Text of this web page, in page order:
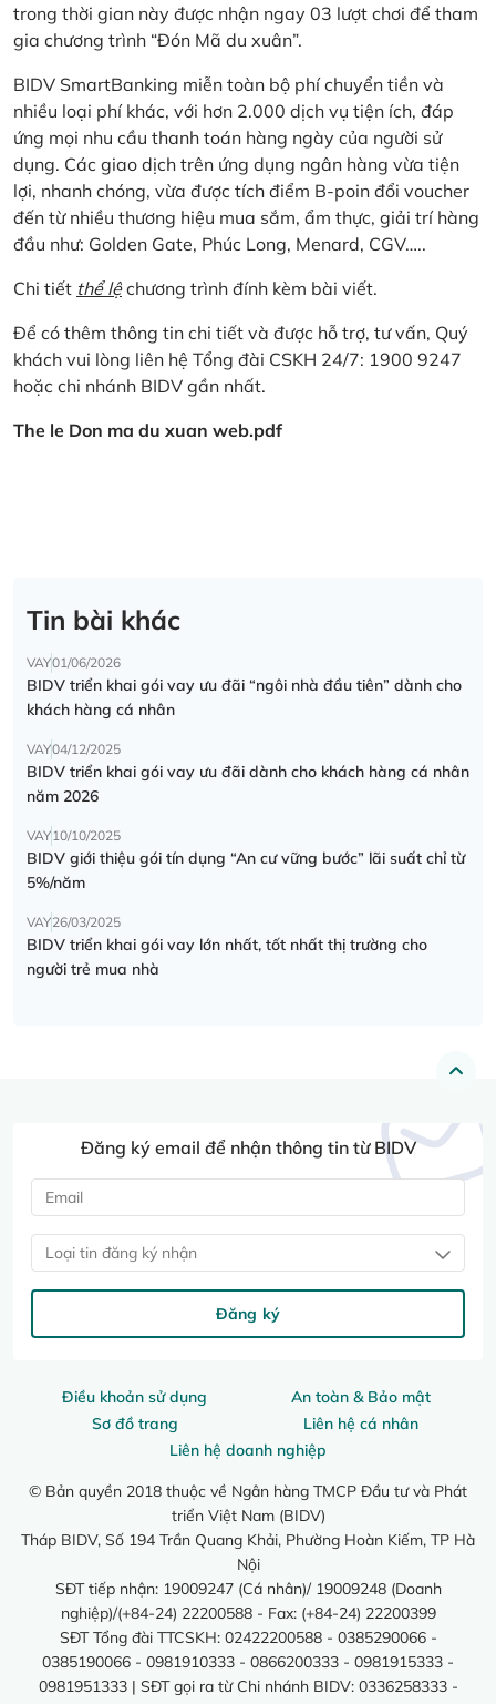
trong thời gian này được nhận ngay 03 lượt chơi để tham
gia chương trình “Đón Mã du xuân”.
BIDV SmartBanking miễn toàn bộ phí chuyển tiền và
nhiều loại phí khác, với hơn 2.000 dịch vụ tiện ích, đáp
ứng mọi nhu cầu thanh toán hàng ngày của người sử
dụng. Các giao dịch trên ứng dụng ngân hàng vừa tiện
lợi, nhanh chóng, vừa được tích điểm B-poin đổi voucher
đến từ nhiều thương hiệu mua sắm, ẩm thực, giải trí hàng
đầu như: Golden Gate, Phúc Long, Menard, CGV…..
Chi tiết thể lệchương trình đính kèm bài viết.
Để có thêm thông tin chi tiết và được hỗ trợ, tư vấn, Quý
khách vui lòng liên hệ Tổng đài CSKH 24/7: 1900 9247
hoặc chi nhánh BIDV gần nhất.
The le Don ma du xuan web.pdf
Tin bài khác
VAY01/06/2026
BIDV triển khai gói vay ưu đãi “ngôi nhà đầu tiên” dành cho
khách hàng cá nhân
VAY04/12/2025
BIDV triển khai gói vay ưu đãi dành cho khách hàng cá nhân
năm 2026
VAY10/10/2025
BIDV giới thiệu gói tín dụng “An cư vững bước” lãi suất chỉ từ
5%/năm
VAY26/03/2025
BIDV triển khai gói vay lớn nhất, tốt nhất thị trường cho
người trẻ mua nhà
Điều khoản sử dụng
An toàn & Bảo mật
Sơ đồ trang
Liên hệ cá nhân
Liên hệ doanh nghiệp
© Bản quyền 2018 thuộc về Ngân hàng TMCP Đầu tư và Phát
triển Việt Nam (BIDV)
Tháp BIDV, Số 194 Trần Quang Khải, Phường Hoàn Kiếm, TP Hà
Nội
SĐT tiếp nhận: 19009247 (Cá nhân)/ 19009248 (Doanh
nghiệp)/(+84-24) 22200588 - Fax: (+84-24) 22200399
SĐT Tổng đài TTCSKH: 02422200588 - 0385290066 -
0385190066 - 0981910333 - 0866200333 - 0981915333 -
0981951333 | SĐT gọi ra từ Chi nhánh BIDV: 0336258333 -
Đăng ký email để nhận thông tin từ BIDV
Loại tin đăng ký nhận
Đăng ký